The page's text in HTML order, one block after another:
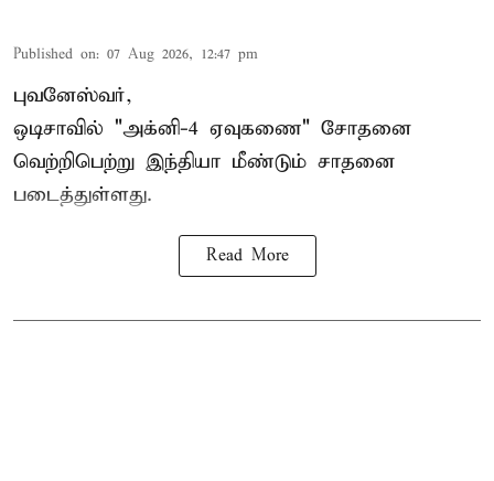
Published on: 07 Aug 2026, 12:47 pm
புவனேஸ்வர்,
ஒடிசாவில் "அக்னி-4 ஏவுகணை" சோதனை
வெற்றிபெற்று இந்தியா மீண்டும் சாதனை
படைத்துள்ளது.
Read More